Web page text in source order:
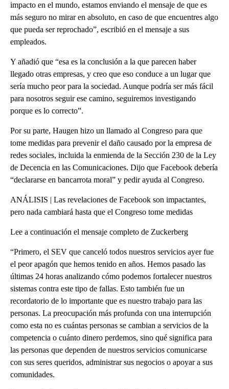
impacto en el mundo, estamos enviando el mensaje de que es
más seguro no mirar en absoluto, en caso de que encuentres algo
que pueda ser reprochado”, escribió en el mensaje a sus
empleados.
Y añadió que “esa es la conclusión a la que parecen haber
llegado otras empresas, y creo que eso conduce a un lugar que
sería mucho peor para la sociedad. Aunque podría ser más fácil
para nosotros seguir ese camino, seguiremos investigando
porque es lo correcto”.
Por su parte, Haugen hizo un llamado al Congreso para que
tome medidas para prevenir el daño causado por la empresa de
redes sociales, incluida la enmienda de la Sección 230 de la Ley
de Decencia en las Comunicaciones. Dijo que Facebook debería
“declararse en bancarrota moral” y pedir ayuda al Congreso.
ANÁLISIS | Las revelaciones de Facebook son impactantes,
pero nada cambiará hasta que el Congreso tome medidas
Lee a continuación el mensaje completo de Zuckerberg
“Primero, el SEV que canceló todos nuestros servicios ayer fue
el peor apagón que hemos tenido en años. Hemos pasado las
últimas 24 horas analizando cómo podemos fortalecer nuestros
sistemas contra este tipo de fallas. Esto también fue un
recordatorio de lo importante que es nuestro trabajo para las
personas. La preocupación más profunda con una interrupción
como esta no es cuántas personas se cambian a servicios de la
competencia o cuánto dinero perdemos, sino qué significa para
las personas que dependen de nuestros servicios comunicarse
con sus seres queridos, administrar sus negocios o apoyar a sus
comunidades.